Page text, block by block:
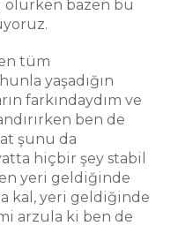
bazen bu
tüm
yaşadığın
farkındaydım ve
ben de
şunu da
hiçbir şey stabil
yeri geldiğinde
kal, yeri geldiğinde
arzula ki ben de